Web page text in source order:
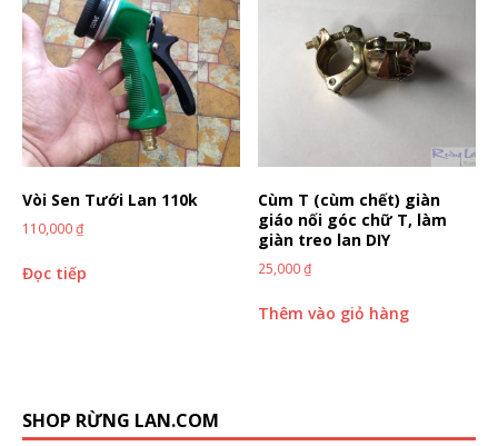
Vòi Sen Tưới Lan 110k
110,000₫
Đọc tiếp
Cùm T (cùm chết) giàn
giáo nối góc chữ T, làm
giàn treo lan DIY
25,000₫
Thêm vào giỏ hàng
SHOP RỪNG LAN.COM